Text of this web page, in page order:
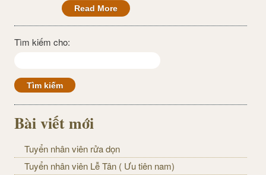
Read More
Tìm kiếm cho:
Bài viết mới
Tuyển nhân viên rửa dọn
Tuyển nhân viên Lễ Tân ( Ưu tiên nam)